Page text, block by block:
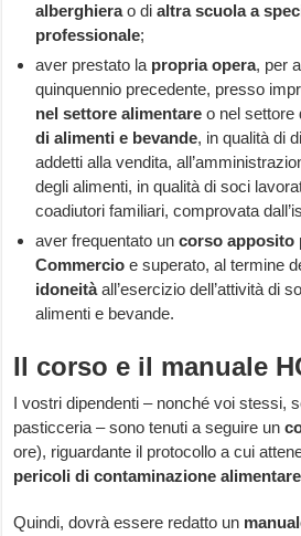
alberghierao dialtra scuola a
professionale;
aver prestato la propria opera, per
quinquennio precedente, presso
nel settore alimentare o nel settore
di alimenti e bevande, in qualità di
addetti alla vendita,
degli alimenti, in qualità di soci
coadiutori familiari, comprovata
aver frequentato uncorso apposito
Commercio e superato, al termine
idoneitàall’esercizio dell’attività di
alimenti e bevande.
Il corso e il manuale
I vostri dipendenti – nonché voi stessi,
pasticceria – sono tenuti a seguire un
ore), riguardante il protocollo a cui
pericoli di contaminazione alimentare
Quindi, dovrà essere redatto un